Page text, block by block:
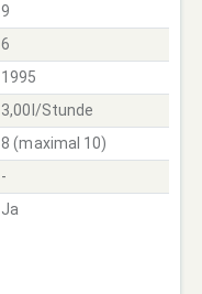
9
6
1995
3,00l/Stunde
8 (maximal 10)
-
Ja